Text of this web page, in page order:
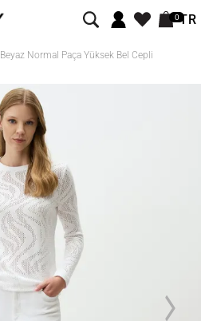
0TR
Beyaz Normal Paça Yüksek Bel Cepli